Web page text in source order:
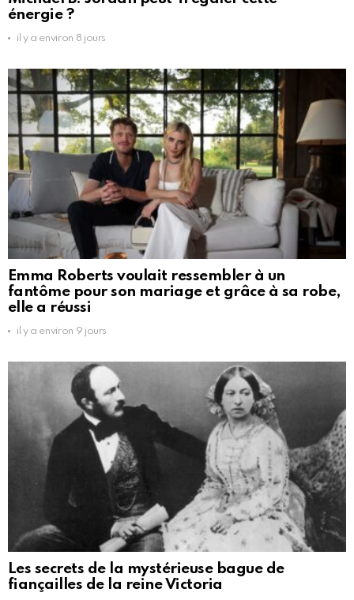
énergie ?
il y a environ 8 jours
Emma Roberts voulait ressembler à un
fantôme pour son mariage et grâce à sa robe,
elle a réussi
il y a environ 9 jours
Les secrets de la mystérieuse bague de
fiançailles de la reine Victoria